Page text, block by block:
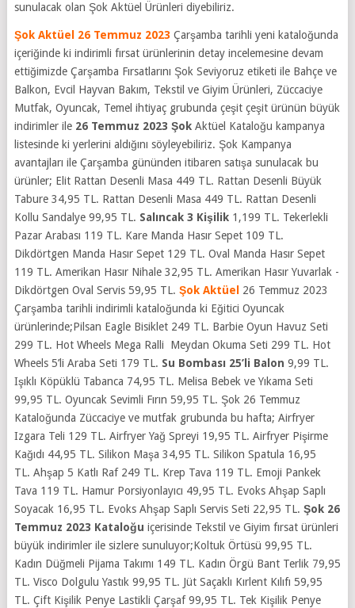
sunulacak olan Şok Aktüel Ürünleri diyebiliriz.
Şok Aktüel 26 Temmuz 2023 Çarşamba tarihli yeni kataloğunda
içeriğinde ki indirimli fırsat ürünlerinin detay incelemesine devam
ettiğimizde Çarşamba Fırsatlarını Şok Seviyoruz etiketi ile Bahçe ve
Balkon, Evcil Hayvan Bakım, Tekstil ve Giyim Ürünleri, Züccaciye
Mutfak, Oyuncak, Temel ihtiyaç grubunda çeşit çeşit ürünün büyük
indirimler ile 26 Temmuz 2023 ŞokAktüel Kataloğu kampanya
listesinde ki yerlerini aldığını söyleyebiliriz. Şok Kampanya
avantajları ile Çarşamba gününden itibaren satışa sunulacak bu
ürünler; Elit Rattan Desenli Masa 449 TL. Rattan Desenli Büyük
Tabure 34,95 TL. Rattan Desenli Masa 449 TL. Rattan Desenli
Kollu Sandalye 99,95 TL. Salıncak 3 Kişilik1,199 TL. Tekerlekli
Pazar Arabası 119 TL. Kare Manda Hasır Sepet 109 TL.
Dikdörtgen Manda Hasır Sepet 129 TL. Oval Manda Hasır Sepet
119 TL. Amerikan Hasır Nihale 32,95 TL. Amerikan Hasır Yuvarlak -
Dikdörtgen Oval Servis 59,95 TL. Şok Aktüel
26 Temmuz 2023
Çarşamba tarihli indirimli kataloğunda ki Eğitici Oyuncak
ürünlerinde;Pilsan Eagle Bisiklet 249 TL. Barbie Oyun Havuz Seti
299 TL. Hot Wheels Mega Ralli Meydan Okuma Seti 299 TL. Hot
Wheels 5’li Araba Seti 179 TL. Su Bombası 25’li Balon 9,99 TL.
Işıklı Köpüklü Tabanca 74,95 TL. Melisa Bebek ve Yıkama Seti
99,95 TL. Oyuncak Sevimli Fırın 59,95 TL. Şok 26 Temmuz
Kataloğunda Züccaciye ve mutfak grubunda bu hafta; Airfryer
Izgara Teli 129 TL. Airfryer Yağ Spreyi 19,95 TL. Airfryer Pişirme
Kağıdı 44,95 TL. Silikon Maşa 34,95 TL. Silikon Spatula 16,95
TL. Ahşap 5 Katlı Raf 249 TL. Krep Tava 119 TL. Emoji Pankek
Tava 119 TL. Hamur Porsiyonlayıcı 49,95 TL. Evoks Ahşap Saplı
Soyacak 16,95 TL. Evoks Ahşap Saplı Servis Seti 22,95 TL. Şok 26
Temmuz 2023 Kataloğu içerisinde Tekstil ve Giyim fırsat ürünleri
büyük indirimler ile sizlere sunuluyor;Koltuk Örtüsü 99,95 TL.
Kadın Düğmeli Pijama Takımı 149 TL. Kadın Örgü Bant Terlik 79,95
TL. Visco Dolgulu Yastık 99,95 TL. Jüt Saçaklı Kırlent Kılıfı 59,95
TL. Çift Kişilik Penye Lastikli Çarşaf 99,95 TL. Tek Kişilik Penye